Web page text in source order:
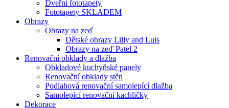
Dveřní fototapety
Fototapety SKLADEM
Obrazy
Obrazy na zeď
Dětské obrazy Lilly and Luis
Obrazy na zeď Patel 2
Renovační obklady a dlažba
Obkladové kuchyňské panely
Renovační obklady stěn
Podlahová renovační samolepící dlažba
Samolepící renovační kachličky
Dekorace